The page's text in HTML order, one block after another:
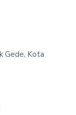
Gede, Kota